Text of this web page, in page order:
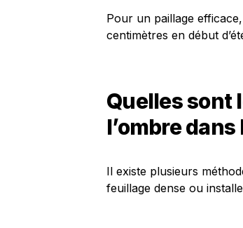
Pour un paillage
centimètres en début
Quelles sont
l’ombre
Il existe plusieurs
feuillage dense ou